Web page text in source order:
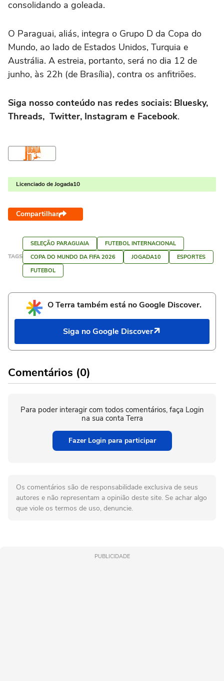
consolidando a goleada.
O Paraguai, aliás, integra o Grupo D da Copa do
Mundo, ao lado de Estados Unidos, Turquia e
Austrália. A estreia, portanto, será no dia 12 de
junho, às 22h (de Brasília), contra os anfitriões.
Siga nosso conteúdo nas redes sociais: Bluesky,
Threads, Twitter, Instagram e Facebook.
Licenciado de Jogada10
Compartilhar
TAGS
SELEÇÃO PARAGUAIA
FUTEBOL INTERNACIONAL
COPA DO MUNDO DA FIFA 2026
JOGADA10
ESPORTES
FUTEBOL
O Terra também está no Google Discover.
Siga no Google Discover
Comentários (0)
Para poder interagir com todos comentários, faça Login
na sua conta Terra
Fazer Login para participar
Os comentários são de responsabilidade exclusiva de seus
autores e não representam a opinião deste site. Se achar algo
que viole os termos de uso, denuncie.
PUBLICIDADE